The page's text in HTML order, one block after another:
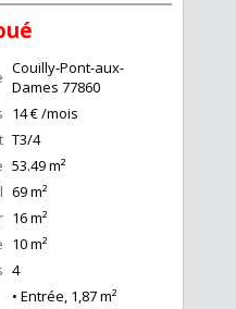
Couilly-Pont-aux-
Dames 77860
14 € /mois
T3/4
53.49m²
69m²
16m²
10m²
4
• Entrée, 1,87 m²